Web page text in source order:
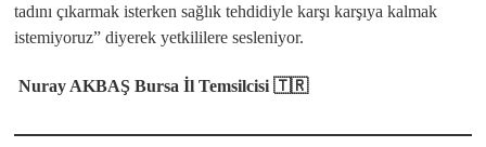
tadını çıkarmak isterken sağlık tehdidiyle karşı karşıya kalmak
istemiyoruz” diyerek yetkililere sesleniyor.
Nuray AKBAŞ Bursa İl Temsilcisi 🇹🇷